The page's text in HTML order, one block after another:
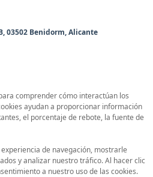
03502 Benidorm, Alicante
comprender cómo interactúan los
ayudan a proporcionar información
el porcentaje de rebote, la fuente de
de navegación, mostrarle
y analizar nuestro tráfico. Al hacer clic
a nuestro uso de las cookies.